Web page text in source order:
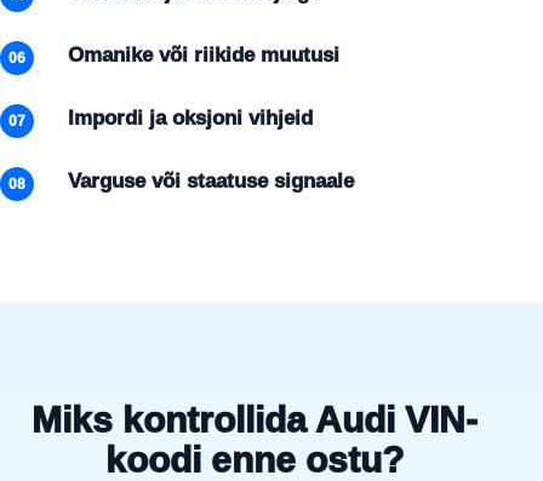
06 Omanike või riikide muutusi
07 Impordi ja oksjoni vihjeid
08 Varguse või staatuse signaale
Miks kontrollida Audi VIN-
koodi enne ostu?